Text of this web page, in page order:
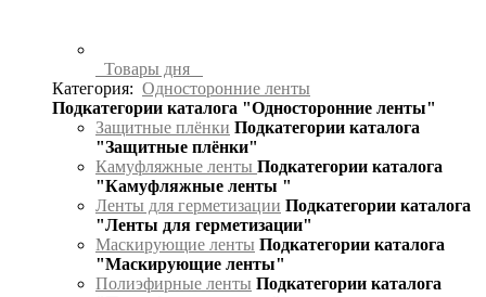
Товары дня
Категория: Односторонние ленты
Подкатегории каталога "Односторонние ленты"
Защитные плёнки Подкатегории каталога
"Защитные плёнки"
Камуфляжные ленты Подкатегории каталога
"Камуфляжные ленты "
Ленты для герметизации Подкатегории каталога
"Ленты для герметизации"
Маскирующие ленты Подкатегории каталога
"Маскирующие ленты"
Полиэфирные ленты Подкатегории каталога